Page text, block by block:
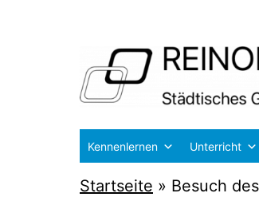
Reinoldus-
und
Schiller-
Kennenlernen Unterricht
Startseite » Besuch